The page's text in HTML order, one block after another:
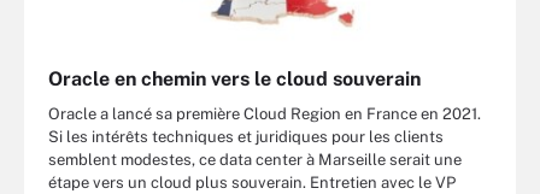
Oracle en chemin vers le cloud souverain
Oracle a lancé sa première Cloud Region en France en 2021.
Si les intérêts techniques et juridiques pour les clients
semblent modestes, ce data center à Marseille serait une
étape vers un cloud plus souverain. Entretien avec le VP